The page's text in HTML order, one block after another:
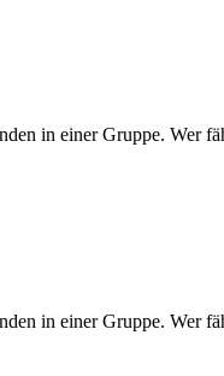
in einer Gruppe. Wer
in einer Gruppe. Wer